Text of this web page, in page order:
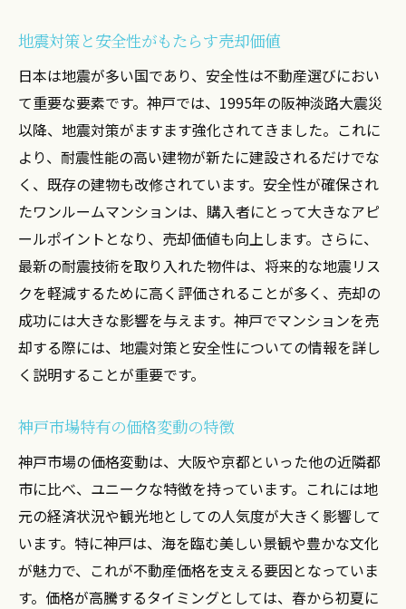
地震対策と安全性がもたらす売却価値
日本は地震が多い国であり、安全性は不動産選びにおい
て重要な要素です。神戸では、1995年の阪神淡路大震災
以降、地震対策がますます強化されてきました。これに
より、耐震性能の高い建物が新たに建設されるだけでな
く、既存の建物も改修されています。安全性が確保され
たワンルームマンションは、購入者にとって大きなアピ
ールポイントとなり、売却価値も向上します。さらに、
最新の耐震技術を取り入れた物件は、将来的な地震リス
クを軽減するために高く評価されることが多く、売却の
成功には大きな影響を与えます。神戸でマンションを売
却する際には、地震対策と安全性についての情報を詳し
く説明することが重要です。
神戸市場特有の価格変動の特徴
神戸市場の価格変動は、大阪や京都といった他の近隣都
市に比べ、ユニークな特徴を持っています。これには地
元の経済状況や観光地としての人気度が大きく影響して
います。特に神戸は、海を臨む美しい景観や豊かな文化
が魅力で、これが不動産価格を支える要因となっていま
す。価格が高騰するタイミングとしては、春から初夏に